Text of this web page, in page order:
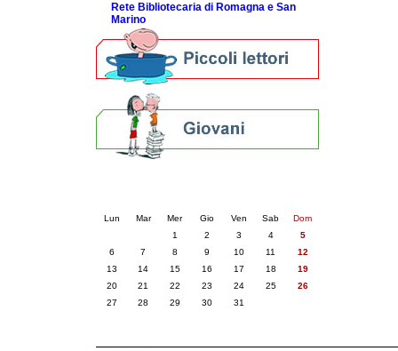
Rete Bibliotecaria di Romagna e San
Marino
Lun Mar Mer Gio Ven Sab
Dom
1
2 3 4
5
6
7 8 9 10 11
12
13
14 15 16 17 18
19
20
21 22 23 24 25
26
27
28 29 30 31